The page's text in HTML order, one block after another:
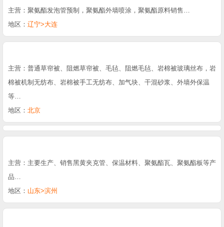
主营：聚氨酯发泡管预制，聚氨酯外墙喷涂，聚氨酯原料销售…
地区： 辽宁>大连
主营：普通草帘被、阻燃草帘被、毛毡、阻燃毛毡、岩棉被玻璃丝布，岩
棉被机制无纺布、岩棉被手工无纺布、加气块、干混砂浆、外墙外保温
等…
地区： 北京
主营：主要生产、销售黑黄夹克管、保温材料、聚氨酯瓦、聚氨酯板等产
品…
地区： 山东>滨州